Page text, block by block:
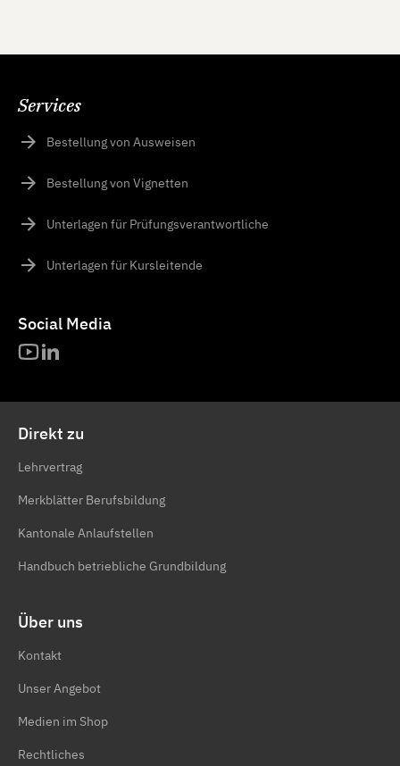
Services
Bestellung von Ausweisen
Bestellung von Vignetten
Unterlagen für Prüfungsverantwortliche
Unterlagen für Kursleitende
Social Media
Direkt zu
Lehrvertrag
Merkblätter Berufsbildung
Kantonale Anlaufstellen
Handbuch betriebliche Grundbildung
Über uns
Kontakt
Unser Angebot
Medien im Shop
Rechtliches